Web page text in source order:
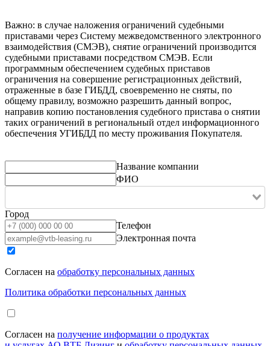
Важно: в случае наложения ограничений судебными
приставами через Систему межведомственного электронного
взаимодействия (СМЭВ), снятие ограничений производится
судебными приставами посредством СМЭВ. Если
программным обеспечением судебных приставов
ограничения на совершение регистрационных действий,
отраженные в базе ГИБДД, своевременно не сняты, по
общему правилу, возможно разрешить данный вопрос,
направив копию постановления судебного пристава о снятии
таких ограничений в региональный отдел информационного
обеспечения УГИБДД по месту проживания Покупателя.
Название компании
ФИО
Город
Телефон
Электронная почта
Согласен на обработку персональных данных
Политика обработки персональных данных
Согласен на получение информации о продуктах